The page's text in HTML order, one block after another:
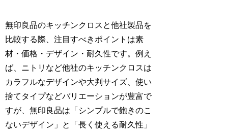
無印良品のキッチンクロスと他社製品を
比較する際、注目すべきポイントは素
材・価格・デザイン・耐久性です。例え
ば、ニトリなど他社のキッチンクロスは
カラフルなデザインや大判サイズ、使い
捨てタイプなどバリエーションが豊富で
すが、無印良品は「シンプルで飽きのこ
ないデザイン」と「長く使える耐久性」